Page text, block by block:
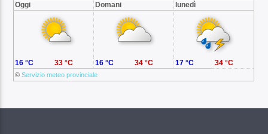
Oggi Domani lunedì
©Servizio meteo provinciale
16 °C 33 °C 16 °C 34 °C 17 °C 34 °C